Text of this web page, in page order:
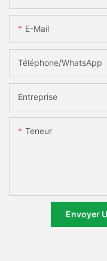
E-Mail
Téléphone/WhatsApp
Entreprise
Teneur
Envoyer